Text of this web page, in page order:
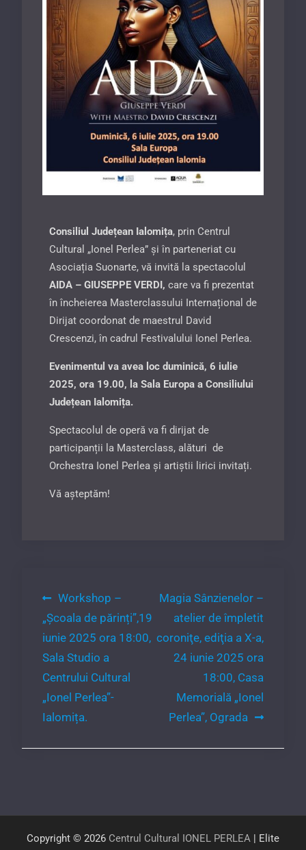
Consiliul Județean Ialomița, prin Centrul
Cultural „Ionel Perlea” și în parteneriat cu
Asociația Suonarte, vă invită la spectacolul
AIDA – GIUSEPPE VERDI, care va fi prezentat
în încheierea Masterclassului Internațional de
Dirijat coordonat de maestrul David
Crescenzi, în cadrul Festivalului Ionel Perlea.
Evenimentul va avea loc duminică, 6 iulie
2025, ora 19.00, la Sala Europa a Consiliului
Județean Ialomița.
Spectacolul de operă va fi dirijat de
participanții la Masterclass, alături de
Orchestra Ionel Perlea și artiștii lirici invitați.
Vă așteptăm!
Navigare
în
articole
Workshop –
„Școala de părinți”,19
iunie 2025 ora 18:00,
Sala Studio a
Centrului Cultural
„Ionel Perlea”-
Ialomița.
Magia Sânzienelor –
atelier de împletit
coroniţe, ediţia a X-a,
24 iunie 2025 ora
18:00, Casa
Memorială „Ionel
Perlea”, Ograda
Copyright © 2026 Centrul Cultural IONEL PERLEA| Elite